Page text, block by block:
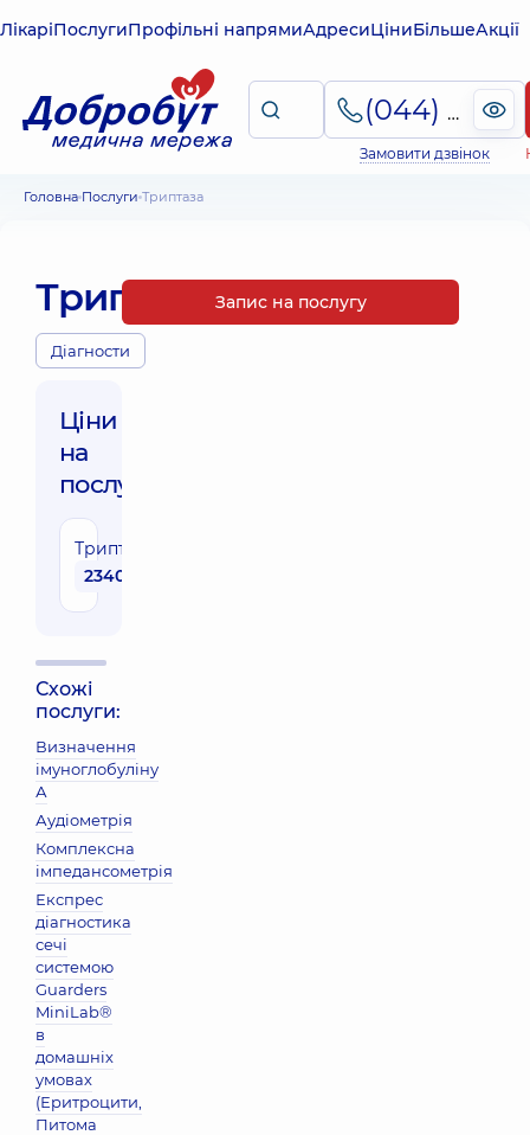
ЛікаріПослугиПрофільні напрямиАдресиЦіниБільшеАкції
(044) 495-2-888
Замовити дзвінок
Головна Послуги Триптаза
Триптаза
Діагности
Ціни
на
послуги:
Триптаза
2340 грн
Схожі
послуги:
Визначення
імуноглобуліну
А
Аудіометрія
Комплексна
імпедансометрія
Експрес
діагностика
сечі
системою
Guarders
MiniLab®
в
домашніх
умовах
(Еритроцити,
Питома
Запис на послугу